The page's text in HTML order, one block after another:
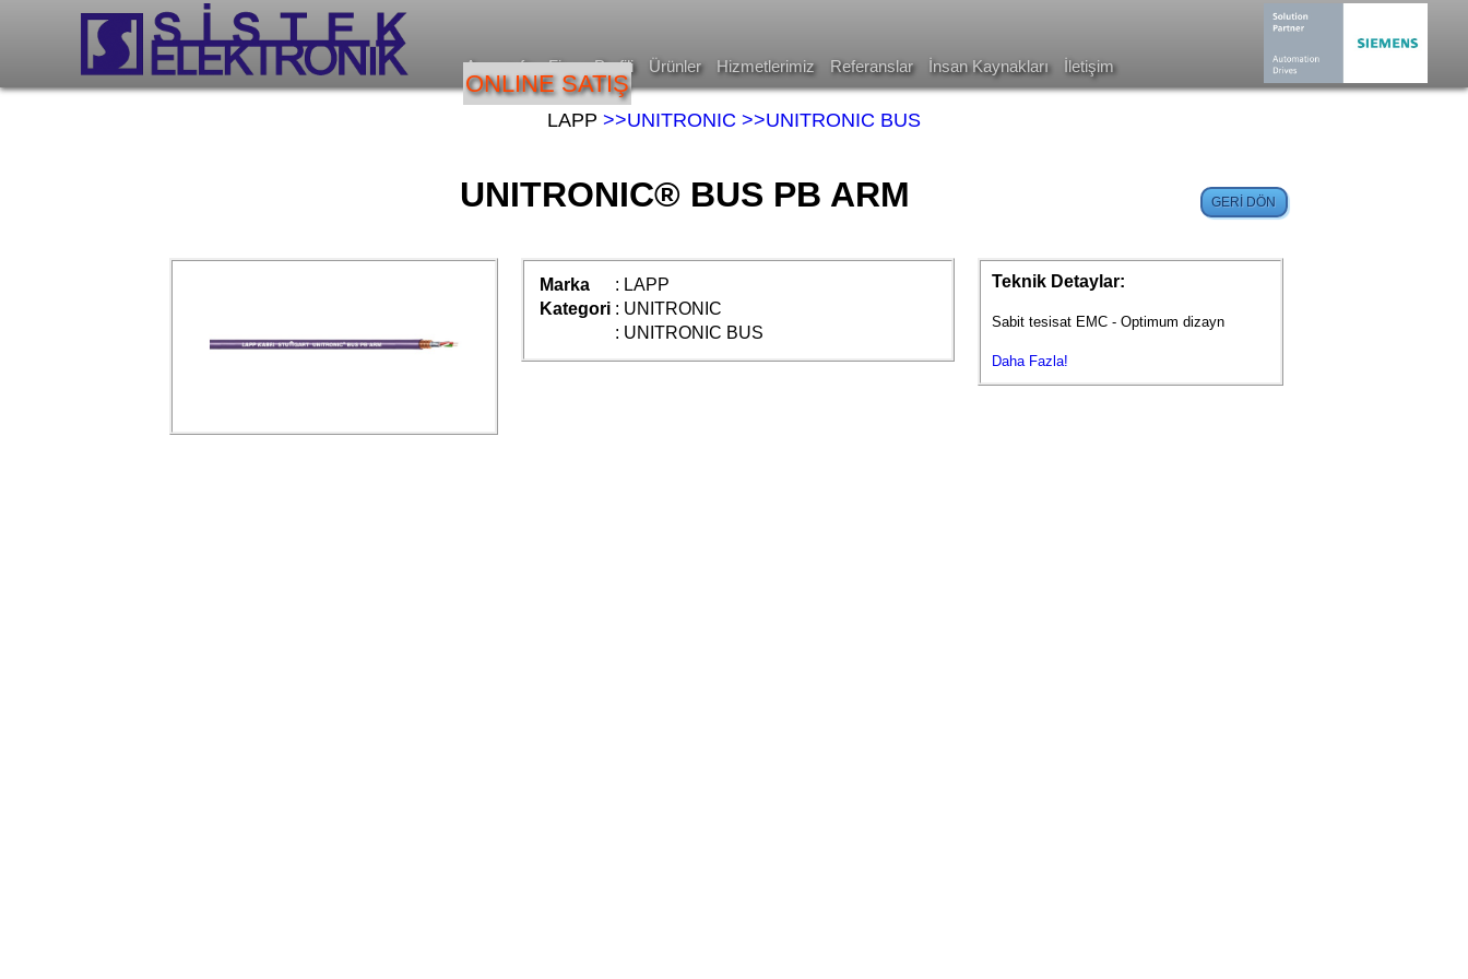
Anasayfa Firma Profili Ürünler Hizmetlerimiz Referanslar İnsan Kaynakları İletişim
ONLINE SATIŞ
LAPP >>UNITRONIC >>UNITRONIC BUS
UNITRONIC® BUS PB ARM
Marka : LAPP
Kategori : UNITRONIC
: UNITRONIC BUS
Teknik Detaylar:
Sabit tesisat EMC - Optimum dizayn
Daha Fazla!